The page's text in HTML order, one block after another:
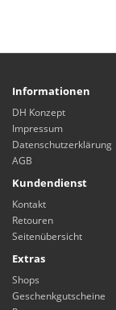
Informationen
DH Konzept
Impressum
Datenschutzerklärung
AGB
Kundendienst
Kontakt
Retouren
Seitenübersicht
Extras
Shops
Geschenkgutscheine